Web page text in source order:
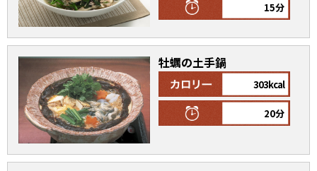
新鮮一番 『氷熟®』
15分
牡蠣の土手鍋
303kcal
20分